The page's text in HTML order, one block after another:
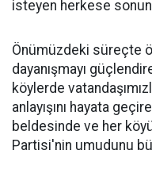
isteyen herkese
Önümüzdeki süreçte
dayanışmayı
köylerde
anlayışını hayata
beldesinde ve her
Partisi'nin umudunu